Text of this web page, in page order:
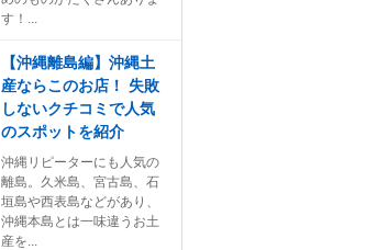
す！...
【沖縄離島編】沖縄土
産ならこのお店！ 失敗
しないクチコミで人気
のスポットを紹介
沖縄リピーターにも人気の
離島。久米島、宮古島、石
垣島や西表島などがあり、
沖縄本島とは一味違うお土
産を...